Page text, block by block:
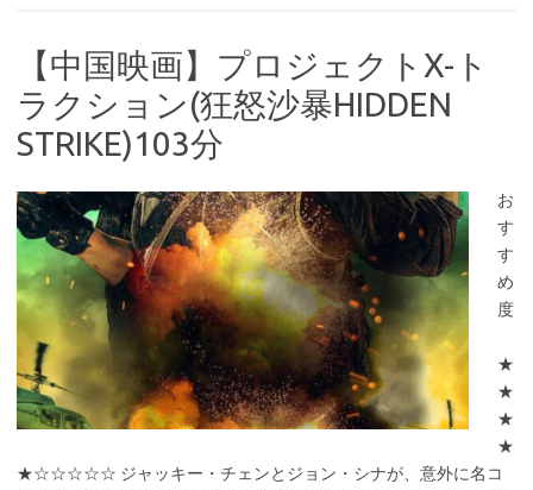
【中国映画】プロジェクトX-ト
ラクション(狂怒沙暴HIDDEN
STRIKE)103分
お
す
す
め
度
★
★
★
★
★☆☆☆☆☆ ジャッキー・チェンとジョン・シナが、意外に名コ